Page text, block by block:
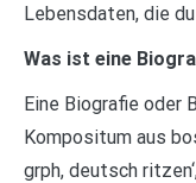
Lebensdaten, die
Was ist eine
Eine Biografie oder
Kompositum aus
grph, deutsch